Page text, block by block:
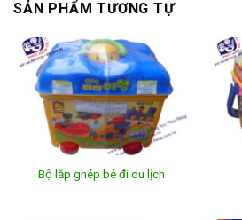
SẢN PHẨM TƯƠNG TỰ
Bộ lắp ghép bé đi du lịch